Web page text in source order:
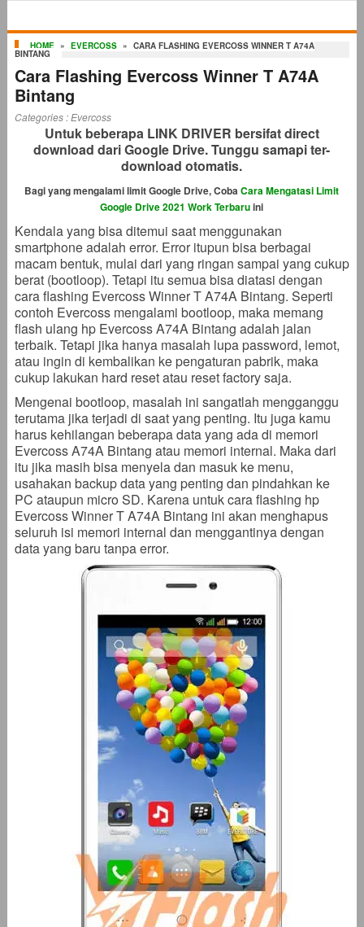
HOME » EVERCOSS » CARA FLASHING EVERCOSS WINNER T A74A
BINTANG
Cara Flashing Evercoss Winner T A74A
Bintang
Categories :Evercoss
Untuk beberapa LINK DRIVER bersifat direct
download dari Google Drive. Tunggu samapi ter-
download otomatis.
Bagi yang mengalami limit Google Drive, CobaCara Mengatasi Limit
Google Drive 2021 Work Terbaruini
Kendala yang bisa ditemui saat menggunakan
smartphone adalah error. Error itupun bisa berbagai
macam bentuk, mulai dari yang ringan sampai yang cukup
berat (bootloop). Tetapi itu semua bisa diatasi dengan
cara flashing Evercoss Winner T A74A Bintang. Seperti
contoh Evercoss mengalami bootloop, maka memang
flash ulang hp Evercoss A74A Bintang adalah jalan
terbaik. Tetapi jika hanya masalah lupa password, lemot,
atau ingin di kembalikan ke pengaturan pabrik, maka
cukup lakukan hard reset atau reset factory saja.
Mengenai bootloop, masalah ini sangatlah mengganggu
terutama jika terjadi di saat yang penting. Itu juga kamu
harus kehilangan beberapa data yang ada di memori
Evercoss A74A Bintang atau memori internal. Maka dari
itu jika masih bisa menyela dan masuk ke menu,
usahakan backup data yang penting dan pindahkan ke
PC ataupun micro SD. Karena untuk cara flashing hp
Evercoss Winner T A74A Bintang ini akan menghapus
seluruh isi memori internal dan menggantinya dengan
data yang baru tanpa error.